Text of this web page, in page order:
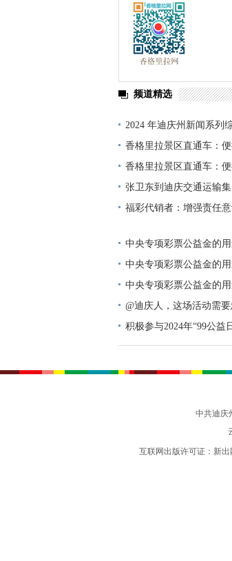
频道精选
2024 年迪庆州新闻系列
单公示
香格里拉景区直通车：
香格里拉景区直通车：
张卫东到迪庆交通运输
福彩代销者：增强责任
中央专项彩票公益金的
中央专项彩票公益金的
中央专项彩票公益金的
@迪庆人，这场活动需要
积极参与2024年“99公益
动倡议书